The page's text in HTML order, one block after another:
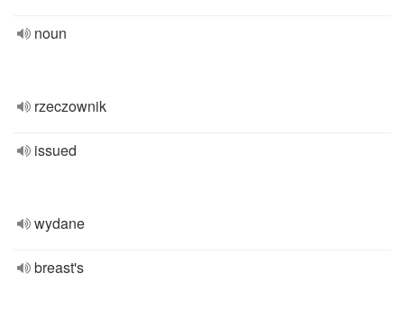
noun
rzeczownik
issued
wydane
breast's